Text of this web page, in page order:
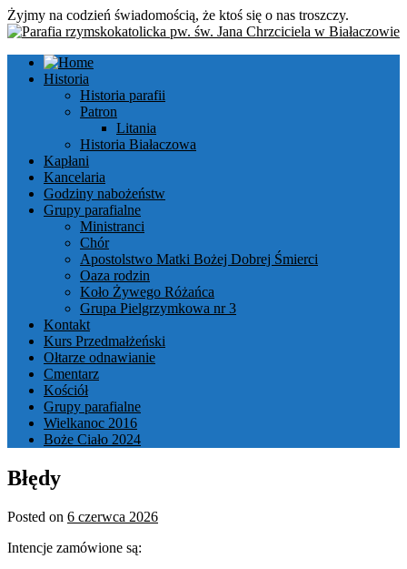
Żyjmy na codzień świadomością, że ktoś się o nas troszczy.
Historia
Historia parafii
Patron
Litania
Historia Białaczowa
Kapłani
Kancelaria
Godziny nabożeństw
Grupy parafialne
Ministranci
Chór
Apostolstwo Matki Bożej Dobrej Śmierci
Oaza rodzin
Koło Żywego Różańca
Grupa Pielgrzymkowa nr 3
Kontakt
Kurs Przedmałżeński
Ołtarze odnawianie
Cmentarz
Kościół
Grupy parafialne
Wielkanoc 2016
Boże Ciało 2024
Błędy
Posted on 6 czerwca 2026
Intencje zamówione są: